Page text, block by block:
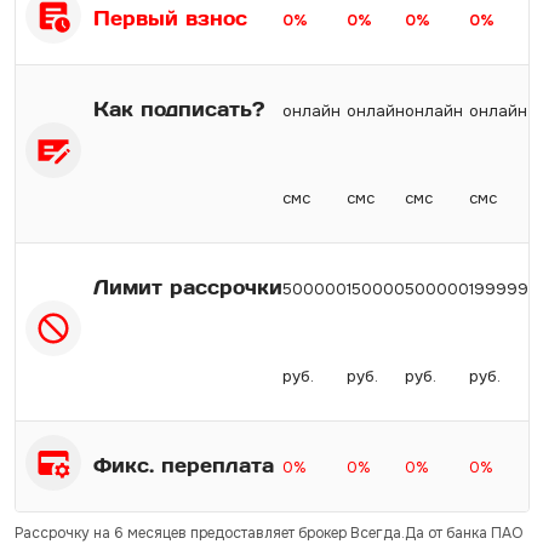
Первый взнос 0% 0% 0% 0%
Как подписать? онлайн
смс
онлайн
смс
онлайн
смс
онлайн
смс
Лимит рассрочки500000
руб.
150000
руб.
500000
руб.
199999
руб.
Фикс. переплата 0% 0% 0% 0%
Рассрочку на 6 месяцев предоставляет брокер Всегда.Да от банка ПАО